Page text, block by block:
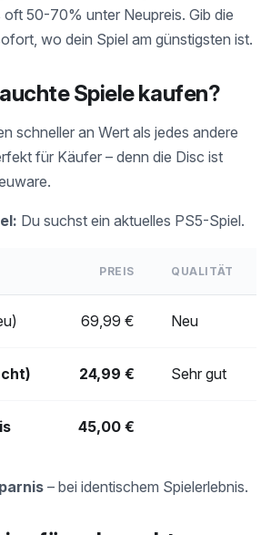
50-70% unter Neupreis. Gib die
wo dein Spiel am günstigsten ist.
Spiele kaufen?
schneller an Wert als jedes andere
für Käufer – denn die Disc ist
Du suchst ein aktuelles PS5-Spiel.
PREIS QUALITÄT
69,99 € Neu
24,99 € Sehr gut
45,00 €
– bei identischem Spielerlebnis.